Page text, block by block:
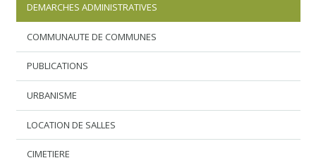
DEMARCHES ADMINISTRATIVES
COMMUNAUTE DE COMMUNES
PUBLICATIONS
URBANISME
LOCATION DE SALLES
CIMETIERE